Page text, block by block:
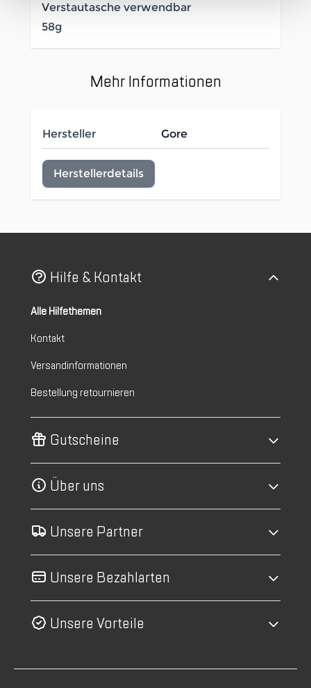
Verstautasche verwendbar
58g
Mehr Informationen
Hersteller Gore
Herstellerdetails
Hilfe & Kontakt
Alle Hilfethemen
Kontakt
Versandinformationen
Bestellung retournieren
Gutscheine
Über uns
Unsere Partner
Unsere Bezahlarten
Unsere Vorteile